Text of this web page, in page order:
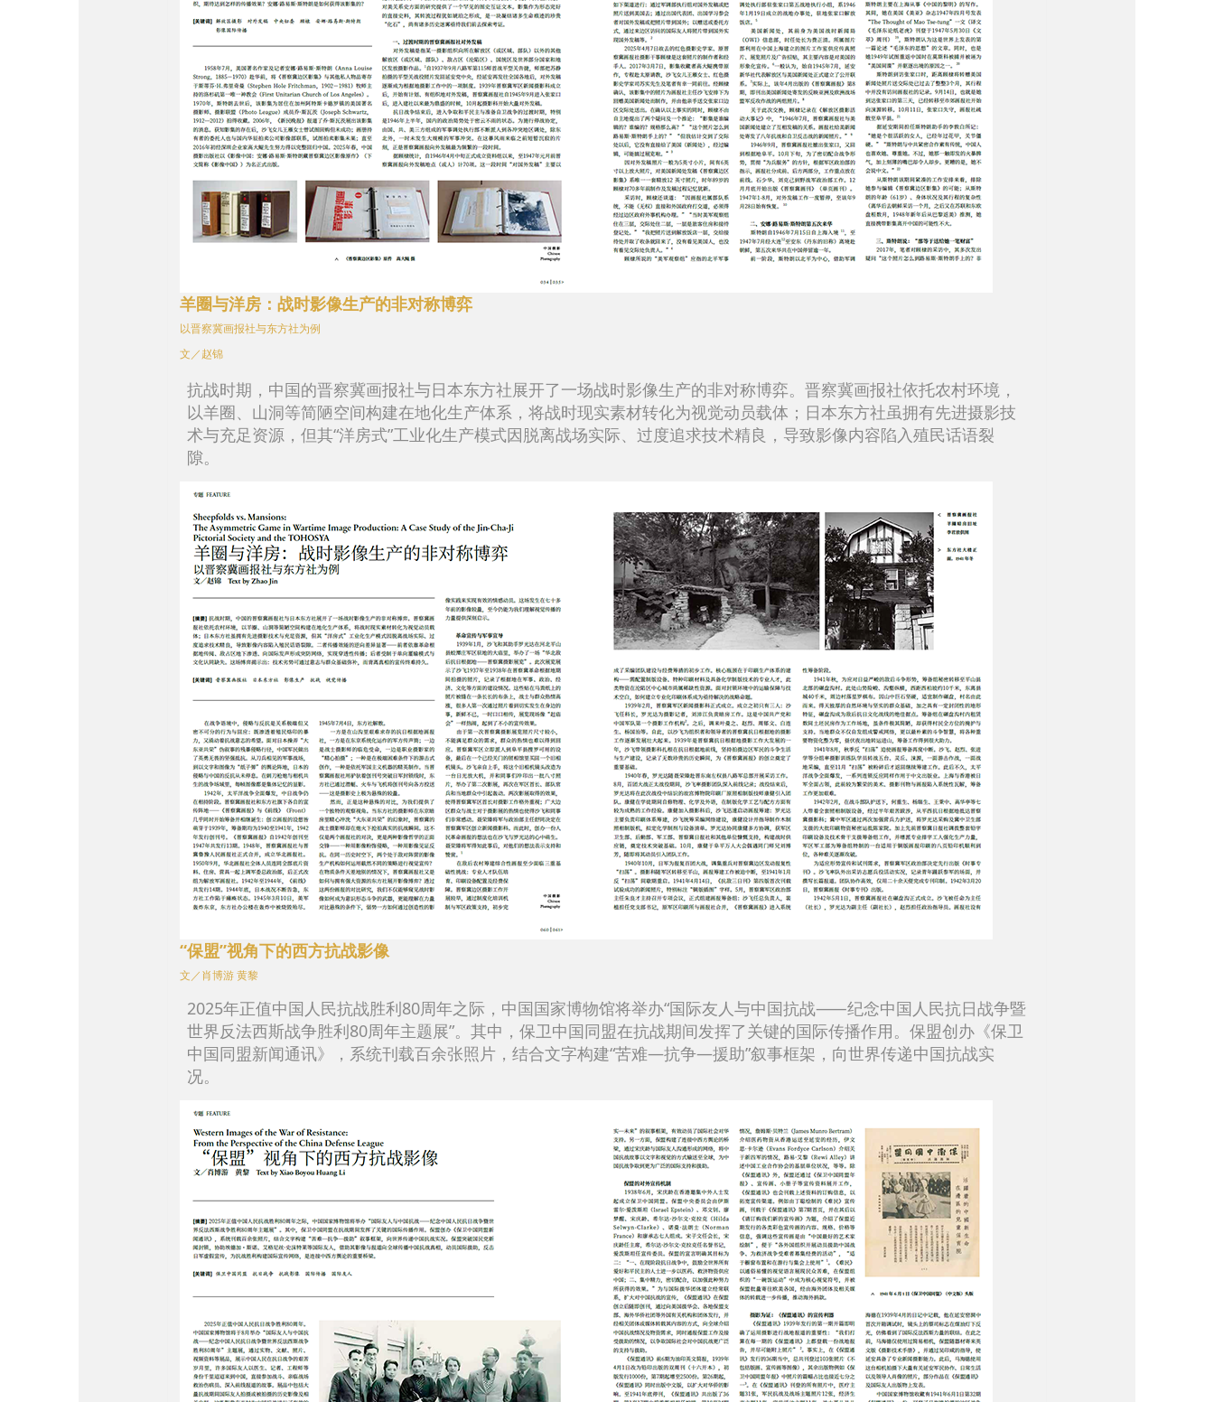
羊圈与洋房：战时影像生产的非对称博弈
以晋察冀画报社与东方社为例
文／赵锦
抗战时期，中国的晋察冀画报社与日本东方社展开了一场战时影像生产的非对称博弈。晋察冀画报社依托农村环境，
以羊圈、山洞等简陋空间构建在地化生产体系，将战时现实素材转化为视觉动员载体；日本东方社虽拥有先进摄影技
术与充足资源，但其“洋房式”工业化生产模式因脱离战场实际、过度追求技术精良，导致影像内容陷入殖民话语裂
隙。
“保盟”视角下的西方抗战影像
文／肖博游 黄黎
2025年正值中国人民抗战胜利80周年之际，中国国家博物馆将举办“国际友人与中国抗战⸺纪念中国人民抗日战争暨
世界反法西斯战争胜利80周年主题展”。其中，保卫中国同盟在抗战期间发挥了关键的国际传播作用。保盟创办《保卫
中国同盟新闻通讯》，系统刊载百余张照片，结合文字构建“苦难—抗争—援助”叙事框架，向世界传递中国抗战实
况。